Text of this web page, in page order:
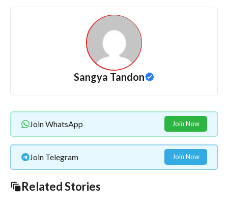
Sangya Tandon
Join WhatsApp Join Now
Join Telegram Join Now
Related Stories